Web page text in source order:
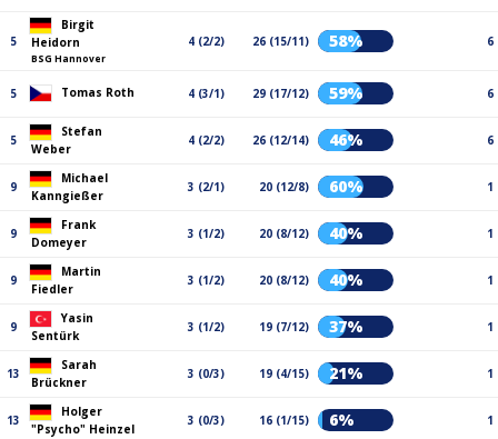
5
Birgit
Heidorn
BSG Hannover
4 (2/2) 26 (15/11) 58% 6
5 Tomas Roth 4 (3/1) 29 (17/12) 59% 6
5
Stefan
Weber
4 (2/2) 26 (12/14) 46% 6
9
Michael
Kanngießer
3 (2/1) 20 (12/8) 60% 1
9
Frank
Domeyer
3 (1/2) 20 (8/12) 40% 1
9
Martin
Fiedler
3 (1/2) 20 (8/12) 40% 1
9
Yasin
Sentürk
3 (1/2) 19 (7/12) 37% 1
13
Sarah
Brückner
3 (0/3) 19 (4/15) 21% 1
13
Holger
"Psycho" Heinzel
3 (0/3) 16 (1/15) 6% 1